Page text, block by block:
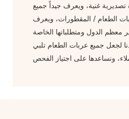
تصديرية غنية، ويعرف جيداً جميع
الطعام / المقطورات، ويعرف
لجعل جميع عربات الطعام تلبي